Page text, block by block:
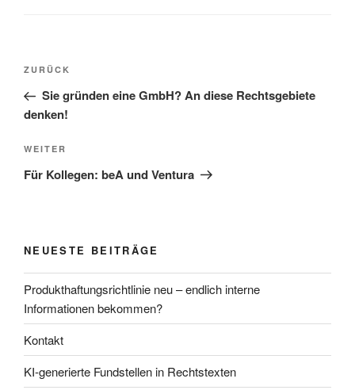
Beitragsnavigation
Vorheriger
Beitrag
ZURÜCK
Sie gründen eine GmbH? An diese Rechtsgebiete
denken!
Nächster
Beitrag
WEITER
Für Kollegen: beA und Ventura
NEUESTE BEITRÄGE
Produkthaftungsrichtlinie neu – endlich interne
Informationen bekommen?
Kontakt
KI-generierte Fundstellen in Rechtstexten